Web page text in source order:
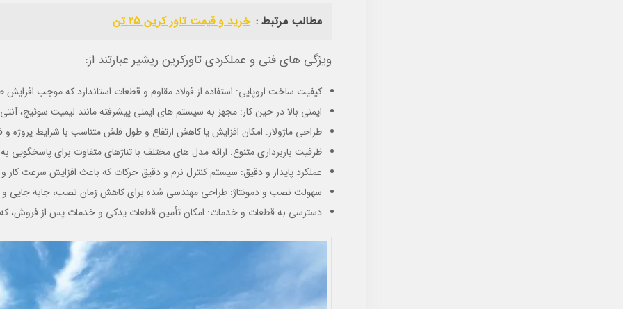
مطالب مرتبط : خرید و قیمت تاور کرین 25 تن
ویژگی های فنی و عملکردی تاورکرین ریشیر عبارتند از:
کیفیت ساخت اروپایی: استفاده از فولاد مقاوم و قطعات استاندارد که موجب
ایمنی بالا در حین کار: مجهز به سیستم های ایمنی پیشرفته مانند لیمیت سوئیچ،
طراحی ماژولار: امکان افزایش یا کاهش ارتفاع و طول فلش متناسب با شرایط پروژه
ظرفیت باربرداری متنوع: ارائه مدل های مختلف با تناژهای متفاوت برای پاسخگویی
عملکرد پایدار و دقیق: سیستم کنترل نرم و دقیق حرکات که باعث افزایش سرعت
سهولت نصب و دمونتاژ: طراحی مهندسی شده برای کاهش زمان نصب، جابه جایی و
دسترسی به قطعات و خدمات: امکان تأمین قطعات یدکی و خدمات پس از فروش،